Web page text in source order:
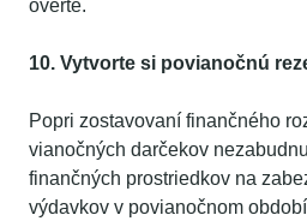
overte.
10. Vytvorte si povianočnú
Popri zostavovaní finančného
vianočných darčekov
finančných prostriedkov na
výdavkov v povianočnom